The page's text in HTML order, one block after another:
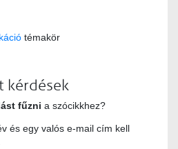
témakör
kérdések
fűzni a szócikkhez?
és egy valós e-mail cím kell